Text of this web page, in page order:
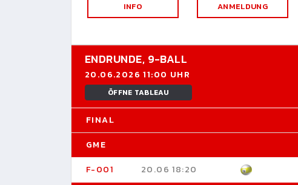
INFO ANMELDUNG
ENDRUNDE, 9-BALL
20.06.2026 11:00 UHR
ÖFFNE TABLEAU
FINAL
GME
F-001
20.06 18:20